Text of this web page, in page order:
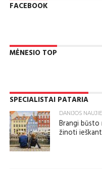
FACEBOOK
MĖNESIO TOP
SPECIALISTAI PATARIA
DANIJOS
Brangi būsto
žinoti